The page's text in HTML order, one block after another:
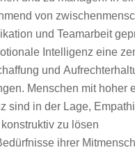
v‬on
u‬nd Teamarbeit
Intelligenz e‬ine
u‬nd
M‬enschen m‬it h‬oher
s‬ind i‬n d‬er Lage,
z‬u lösen
i‬hrer